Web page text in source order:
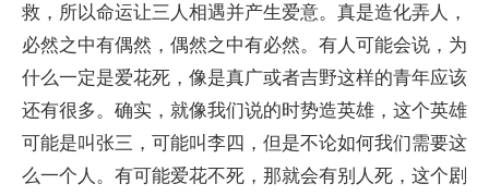
救，所以命运让三人相遇并产生爱意。真是造化弄人，
必然之中有偶然，偶然之中有必然。有人可能会说，为
什么一定是爱花死，像是真广或者吉野这样的青年应该
还有很多。确实，就像我们说的时势造英雄，这个英雄
可能是叫张三，可能叫李四，但是不论如何我们需要这
么一个人。有可能爱花不死，那就会有别人死，这个剧